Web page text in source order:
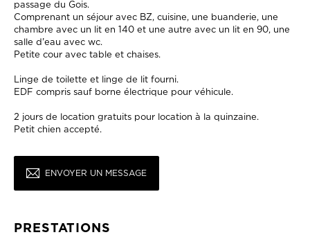
passage du Gois.
Comprenant un séjour avec BZ, cuisine, une buanderie, une
chambre avec un lit en 140 et une autre avec un lit en 90, une
salle d'eau avec wc.
Petite cour avec table et chaises.
Linge de toilette et linge de lit fourni.
EDF compris sauf borne électrique pour véhicule.
2 jours de location gratuits pour location à la quinzaine.
Petit chien accepté.
ENVOYER UN MESSAGE
PRESTATIONS